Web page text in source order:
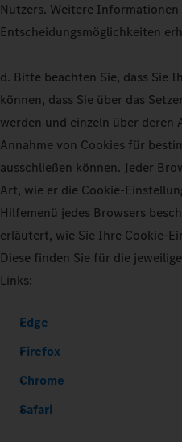
Nutzers. Weitere Informationen
Entscheidungsmöglichkeiten
d. Bitte beachten Sie, dass Sie
können, dass Sie über das
werden und einzeln über deren
Annahme von Cookies für
ausschließen können. Jeder
Art, wie er die Cookie-
Hilfemenü jedes Browsers
erläutert, wie Sie Ihre Cookie-
Diese finden Sie für die
Links:
Edge
Firefox
Chrome
Safari